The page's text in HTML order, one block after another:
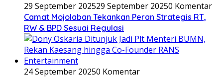
29 September 202529 September 20250 Komentar
Camat Mojolaban Tekankan Peran Strategis RT,
RW & BPD Sesuai Regulasi
24 September 20250 Komentar